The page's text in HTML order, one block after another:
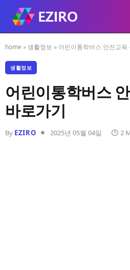
home »생활정보 » 어린이통학버스 안전교육
생활정보
어린이통학버스
바로가기
By EZIRO 2025년 05월 04일 2